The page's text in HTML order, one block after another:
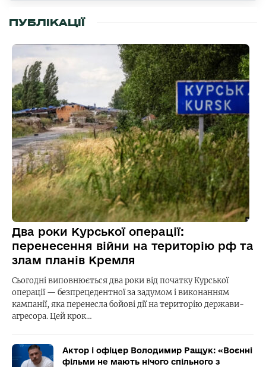
ПУБЛІКАЦІЇ
Два роки Курської операції:
перенесення війни на територію рф та
злам планів Кремля
Сьогодні виповнюється два роки від початку Курської
операції — безпрецедентної за задумом і виконанням
кампанії, яка перенесла бойові дії на територію держави-
агресора. Цей крок…
Актор і офіцер Володимир Ращук: «Воєнні
фільми не мають нічого спільного з